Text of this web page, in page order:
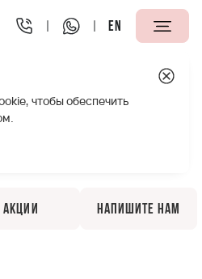
EN
чтобы обеспечить
Акции Напишите нам